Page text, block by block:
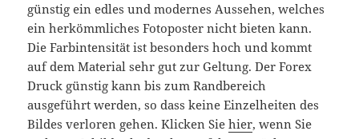
günstig ein edles und modernes Aussehen, welches
ein herkömmliches Fotoposter nicht bieten kann.
Die Farbintensität ist besonders hoch und kommt
auf dem Material sehr gut zur Geltung. Der Forex
Druck günstig kann bis zum Randbereich
ausgeführt werden, so dass keine Einzelheiten des
Bildes verloren gehen. Klicken Siehier, wenn Sie